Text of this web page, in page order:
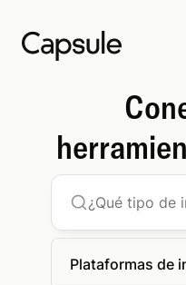
Plataformas de